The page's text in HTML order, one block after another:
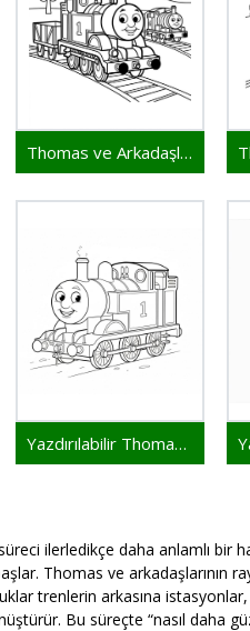
Thomas ve Arkadaşları Resmi
Yazdırılabilir Thomas ve Arkadaşları Bedava
ilerledikçe daha anlamlı bir
Thomas ve arkadaşlarının
trenlerin arkasına
Bu süreçte “nasıl